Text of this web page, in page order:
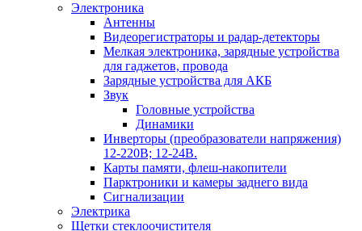
Электроника
Антенны
Видеорегистраторы и радар-детекторы
Мелкая электроника, зарядные устройства
для гаджетов, провода
Зарядные устройства для АКБ
Звук
Головные устройства
Динамики
Инверторы (преобразователи напряжения)
12-220В; 12-24В.
Карты памяти, флеш-накопители
Парктроники и камеры заднего вида
Сигнализации
Электрика
Щетки стеклоочистителя